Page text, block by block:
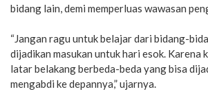
bidang lain, demi memperluas wawasan
“Jangan ragu untuk belajar dari bidang-
dijadikan masukan untuk hari esok. Karena
latar belakang berbeda-beda yang bisa
mengabdi ke depannya,” ujarnya.